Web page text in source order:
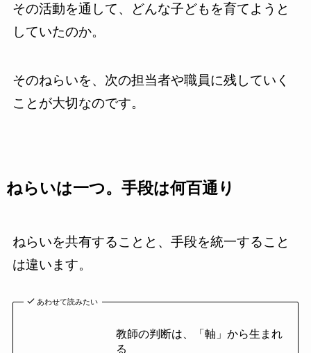
その活動を通して、どんな子どもを育てようと
していたのか。
そのねらいを、次の担当者や職員に残していく
ことが大切なのです。
ねらいは一つ。手段は何百通り
ねらいを共有することと、手段を統一すること
は違います。
あわせて読みたい
教師の判断は、「軸」から生まれ
る